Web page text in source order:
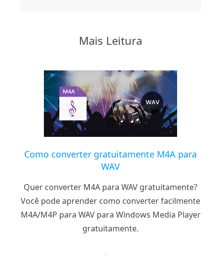
Mais Leitura
Como converter gratuitamente M4A para
WAV
Quer converter M4A para WAV gratuitamente?
Você pode aprender como converter facilmente
M4A/M4P para WAV para Windows Media Player
gratuitamente.